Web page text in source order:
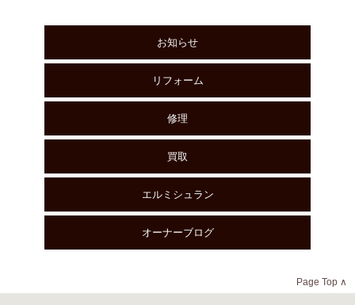
お知らせ
リフォーム
修理
買取
エルミシュラン
オーナーブログ
Page Top ∧